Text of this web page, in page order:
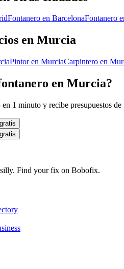
Fontanero en BarcelonaFontanero
en Murcia
Pintoren MurciaCarpintero en
en Murcia?
1 minuto y recibe presupuestos
Find your fix on Bobofix.